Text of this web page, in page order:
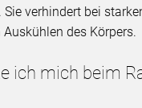
verhindert bei
des Körpers.
ich mich beim